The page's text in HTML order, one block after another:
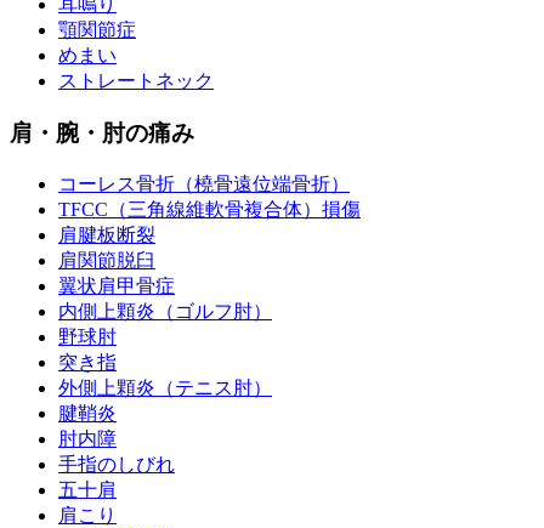
耳鳴り
顎関節症
めまい
ストレートネック
肩・腕・肘の痛み
コーレス骨折（橈骨遠位端骨折）
TFCC（三角線維軟骨複合体）損傷
肩腱板断裂
肩関節脱臼
翼状肩甲骨症
内側上顆炎（ゴルフ肘）
野球肘
突き指
外側上顆炎（テニス肘）
腱鞘炎
肘内障
手指のしびれ
五十肩
肩こり